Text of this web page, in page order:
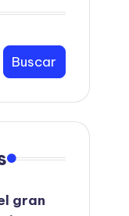
Buscar
gran